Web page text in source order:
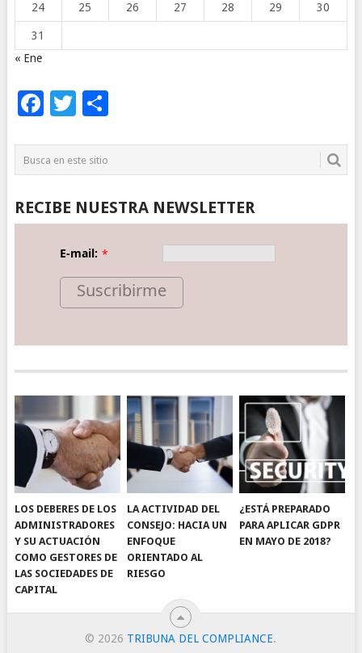
24 25 26 27 28 29 30
31
« Ene
Facebook
Twitter
Compartir
RECIBE NUESTRA NEWSLETTER
E-mail: *
Suscribirme
LOS DEBERES DE LOS
ADMINISTRADORES
Y SU ACTUACIÓN
COMO GESTORES DE
LAS SOCIEDADES DE
CAPITAL
LA ACTIVIDAD DEL
CONSEJO: HACIA UN
ENFOQUE
ORIENTADO AL
RIESGO
¿ESTÁ PREPARADO
PARA APLICAR GDPR
EN MAYO DE 2018?
© 2026 TRIBUNA DEL COMPLIANCE.